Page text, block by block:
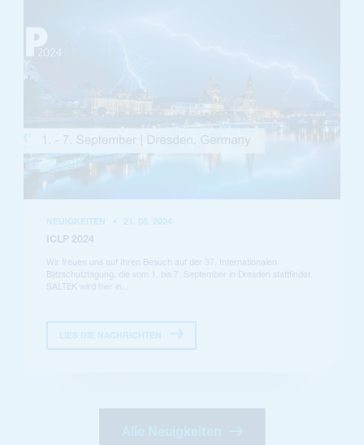
NEUIGKEITEN • 21. 08. 2024
ICLP 2024
Wir freuen uns auf Ihren Besuch auf der 37. Internationalen
Blitzschutztagung, die vom 1. bis 7. September in Dresden stattfindet.
SALTEK wird hier in...
LIES DIE NACHRICHTEN